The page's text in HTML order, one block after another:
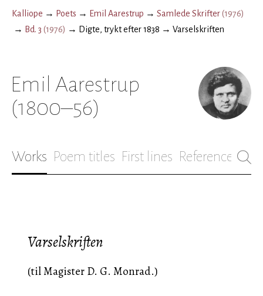
Kalliope → Poets → Emil Aarestrup → Samlede Skrifter(1976)
→ Bd. 3 (1976) → Digte, trykt efter 1838 → Varselskriften
Emil Aarestrup
(1800–56)
Works Poem titles First lines References
Varselskriften
(til Magister D. G. Monrad.)